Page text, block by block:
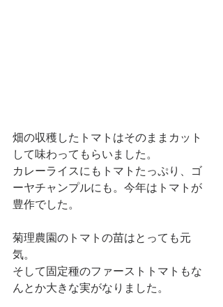
畑の収穫したトマトはそのままカット
して味わってもらいました。
カレーライスにもトマトたっぷり、ゴ
ーヤチャンプルにも。今年はトマトが
豊作でした。
菊理農園のトマトの苗はとっても元
気。
そして固定種のファーストトマトもな
んとか大きな実がなりました。